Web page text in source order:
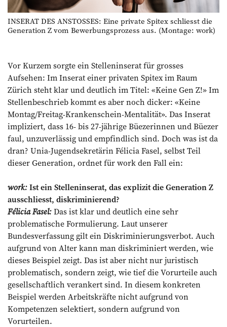
INSERAT DES ANSTOSSES: Eine private Spitex schliesst die
Generation Z vom Bewerbungsprozess aus. (Montage: work)
Vor Kurzem sorgte ein Stelleninserat für grosses
Aufsehen: Im Inserat einer privaten Spitex im Raum
Zürich steht klar und deutlich im Titel: «Keine Gen Z!» Im
Stellenbeschrieb kommt es aber noch dicker: «Keine
Montag/Freitag-Krankenschein-Mentalität». Das Inserat
impliziert, dass 16- bis 27-jährige Büezerinnen und Büezer
faul, unzuverlässig und empfindlich sind. Doch was ist da
dran? Unia-Jugendsekretärin Félicia Fasel, selbst Teil
dieser Generation, ordnet für work den Fall ein:
work:Ist ein Stelleninserat, das explizit die Generation Z
ausschliesst, diskriminierend?
Félicia Fasel:Das ist klar und deutlich eine sehr
problematische Formulierung. Laut unserer
Bundesverfassung gilt ein Diskriminierungsverbot. Auch
aufgrund von Alter kann man diskriminiert werden, wie
dieses Beispiel zeigt. Das ist aber nicht nur juristisch
problematisch, sondern zeigt, wie tief die Vorurteile auch
gesellschaftlich verankert sind. In diesem konkreten
Beispiel werden Arbeitskräfte nicht aufgrund von
Kompetenzen selektiert, sondern aufgrund von
Vorurteilen.